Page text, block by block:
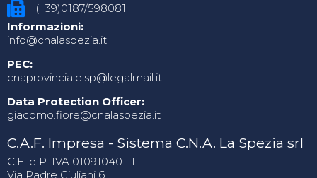
(+39)0187/598081
Informazioni:
info@cnalaspezia.it
PEC:
cnaprovinciale.sp@legalmail.it
Data Protection Officer:
giacomo.fiore@cnalaspezia.it
C.A.F. Impresa - Sistema C.N.A. La Spezia srl
C.F. e P. IVA 01091040111
Via Padre Giuliani 6